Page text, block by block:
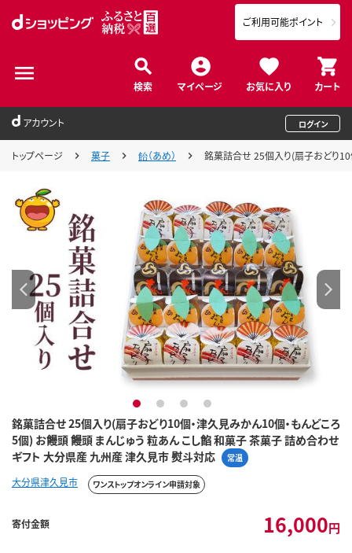
検索 マイページ お気に入り カート
ご利用可能ポイント
アカウント ログイン
トップページ 菓子 飴（あめ） 銘菓詰合せ 25個入り(扇子おどり
銘菓詰合せ 25個入り(扇子おどり10個・津久見みかん10個・もんどころ
5個) お饅頭 饅頭 まんじゅう 粒あん こし餡 和菓子 茶菓子 詰め合わせ
ギフト 大分県産 九州産 津久見市 熨斗対応
常温
1 2 3 4
大分県津久見市 ワンストップオンライン申請対象
寄付金額 16,000円